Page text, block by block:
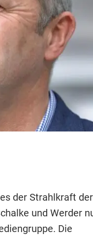
der Strahlkraft
und Werder
Die